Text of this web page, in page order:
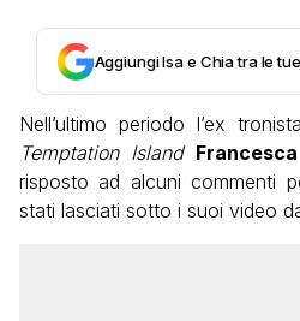
Aggiungi Isa e Chia tra le
Nell’ultimo periodo l’ex
Temptation Island
risposto ad alcuni commenti
stati lasciati sotto i suoi video